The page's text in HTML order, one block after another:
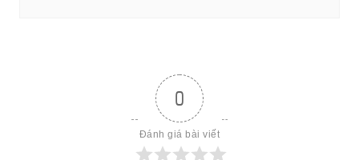
0
Đánh giá bài viết